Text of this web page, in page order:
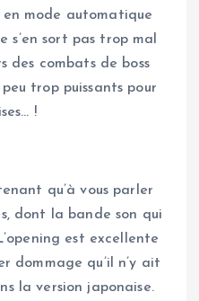
en mode automatique
s’en sort pas trop mal
des combats de boss
trop puissants pour
!
qu’à vous parler
dont la bande son qui
est excellente
dommage qu’il n’y ait
la version japonaise.